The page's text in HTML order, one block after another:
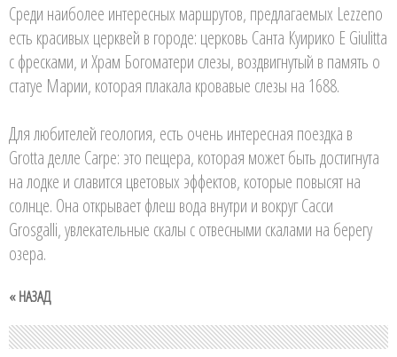
Среди наиболее интересных маршрутов, предлагаемых Lezzeno
есть красивых церквей в городе: церковь Санта Куирико E Giulitta
с фресками, и Храм Богоматери слезы, воздвигнутый в память о
статуе Марии, которая плакала кровавые слезы на 1688.
Для любителей геология, есть очень интересная поездка в
Grotta делле Carpe: это пещера, которая может быть достигнута
на лодке и славится цветовых эффектов, которые повысят на
солнце. Она открывает флеш вода внутри и вокруг Сасси
Grosgalli, увлекательные скалы с отвесными скалами на берегу
озера.
« НАЗАД